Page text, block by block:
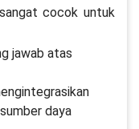
cocok untuk
jawab atas
daya